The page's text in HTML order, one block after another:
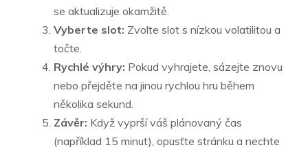
se aktualizuje okamžitě.
Vyberte slot: Zvolte slot s nízkou volatilitou a
točte.
Rychlé výhry: Pokud vyhrajete, sázejte znovu
nebo přejděte na jinou rychlou hru během
několika sekund.
Závěr: Když vyprší váš plánovaný čas
(například 15 minut), opusťte stránku a nechte